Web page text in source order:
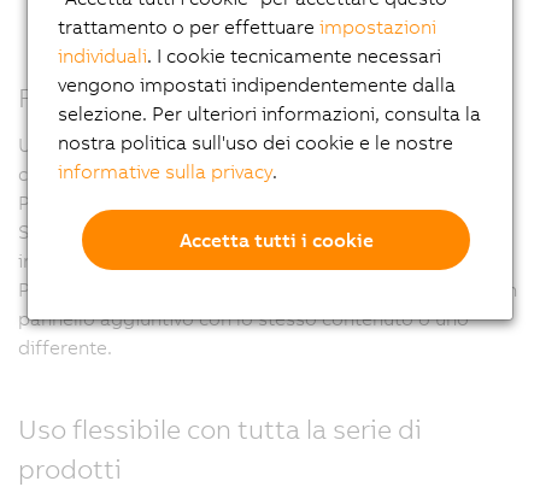
Funzionamento multipagina
Una differenza di rilievo fra le tecnologie SDL3 e SDL4
consiste nella capacità di gestire fino a tre Automation
Panel su un Automation PC tramite uno splitter
SDL/SDL4. Se il sistema PC dispone di un’ulteriore
interfaccia di visualizzazione (ad esempio Automation
PC 910 + Panel PC 3100), è inoltre possibile utilizzare un
pannello aggiuntivo con lo stesso contenuto o uno
differente.
Uso flessibile con tutta la serie di
prodotti
trattamento o per effettuareimpostazioni
individuali. I cookie tecnicamente necessari
vengono impostati indipendentemente dalla
selezione. Per ulteriori informazioni, consulta la
nostra politica sull'uso dei cookie e le nostre
informative sulla privacy.
Accetta tutti i cookie